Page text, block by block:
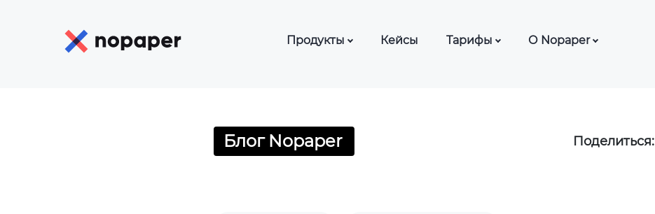
Продукты
ЭДО с контрагентами
Кейсы Тарифы О Nopaper
Блог Nopaper Поделиться: